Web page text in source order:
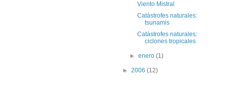
Viento Mistral
Catástrofes naturales:
tsunamis
Catástrofes naturales:
ciclones tropicales
►enero(1)
► 2006 (12)